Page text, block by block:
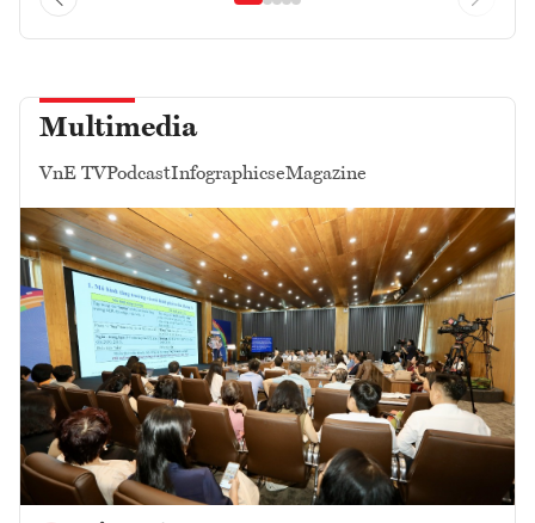
Multimedia
VnE TVPodcastInfographicseMagazine